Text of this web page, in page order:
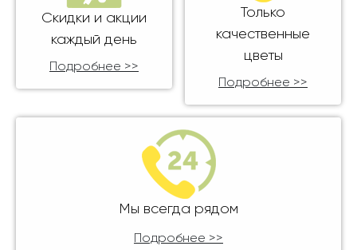
Скидки и акции
каждый день
Подробнее >>
Только
качественные
цветы
Подробнее >>
Мы всегда рядом
Подробнее >>